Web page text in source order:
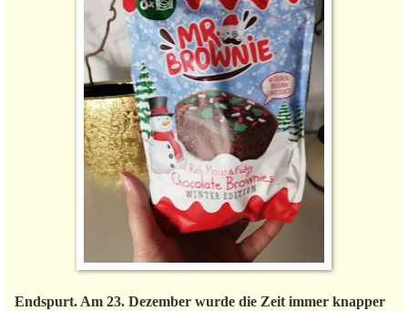
Endspurt. Am 23. Dezember wurde die Zeit immer knapper